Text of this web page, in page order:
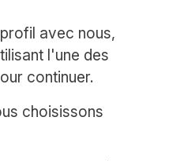
avec nous,
l'une des
continuer.
choisissons